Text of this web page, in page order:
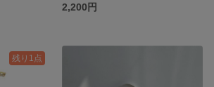
2,200円
残り1点